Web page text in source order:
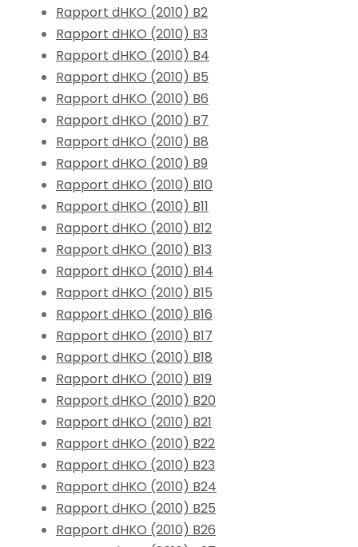
Rapport dHKO (2010) B2
Rapport dHKO (2010) B3
Rapport dHKO (2010) B4
Rapport dHKO (2010) B5
Rapport dHKO (2010) B6
Rapport dHKO (2010) B7
Rapport dHKO (2010) B8
Rapport dHKO (2010) B9
Rapport dHKO (2010) B10
Rapport dHKO (2010) B11
Rapport dHKO (2010) B12
Rapport dHKO (2010) B13
Rapport dHKO (2010) B14
Rapport dHKO (2010) B15
Rapport dHKO (2010) B16
Rapport dHKO (2010) B17
Rapport dHKO (2010) B18
Rapport dHKO (2010) B19
Rapport dHKO (2010) B20
Rapport dHKO (2010) B21
Rapport dHKO (2010) B22
Rapport dHKO (2010) B23
Rapport dHKO (2010) B24
Rapport dHKO (2010) B25
Rapport dHKO (2010) B26